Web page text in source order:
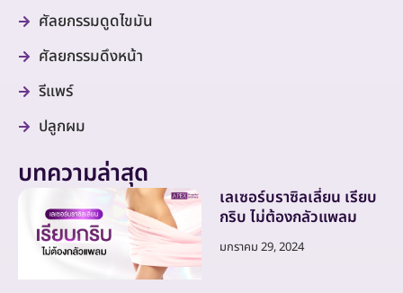
ศัลยกรรมดูดไขมัน
ศัลยกรรมดึงหน้า
รีแพร์
ปลูกผม
บทความล่าสุด
เลเซอร์บราซิลเลี่ยน เรียบ
กริบ ไม่ต้องกลัวแพลม
มกราคม 29, 2024